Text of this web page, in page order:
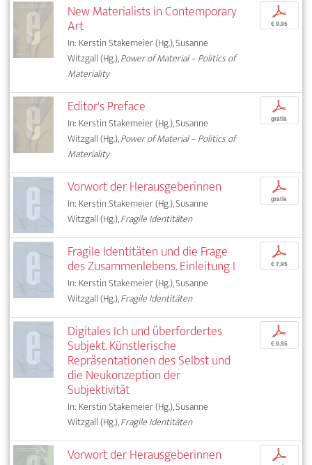
New Materialists in Contemporary
Art
In: Kerstin Stakemeier (Hg.), Susanne
Witzgall (Hg.),Power of Material – Politics of
Materiality
p
€ 9,95
Editor's Preface
In: Kerstin Stakemeier (Hg.), Susanne
Witzgall (Hg.),Power of Material – Politics of
Materiality
p
gratis
Vorwort der Herausgeberinnen
In: Kerstin Stakemeier (Hg.), Susanne
Witzgall (Hg.),Fragile Identitäten
p
gratis
Fragile Identitäten und die Frage
des Zusammenlebens. Einleitung I
In: Kerstin Stakemeier (Hg.), Susanne
Witzgall (Hg.),Fragile Identitäten
p
€ 7,95
Digitales Ich und überfordertes
Subjekt. Künstlerische
Repräsentationen des Selbst und
die Neukonzeption der
Subjektivität
In: Kerstin Stakemeier (Hg.), Susanne
Witzgall (Hg.),Fragile Identitäten
p
€ 9,95
Vorwort der Herausgeberinnen p